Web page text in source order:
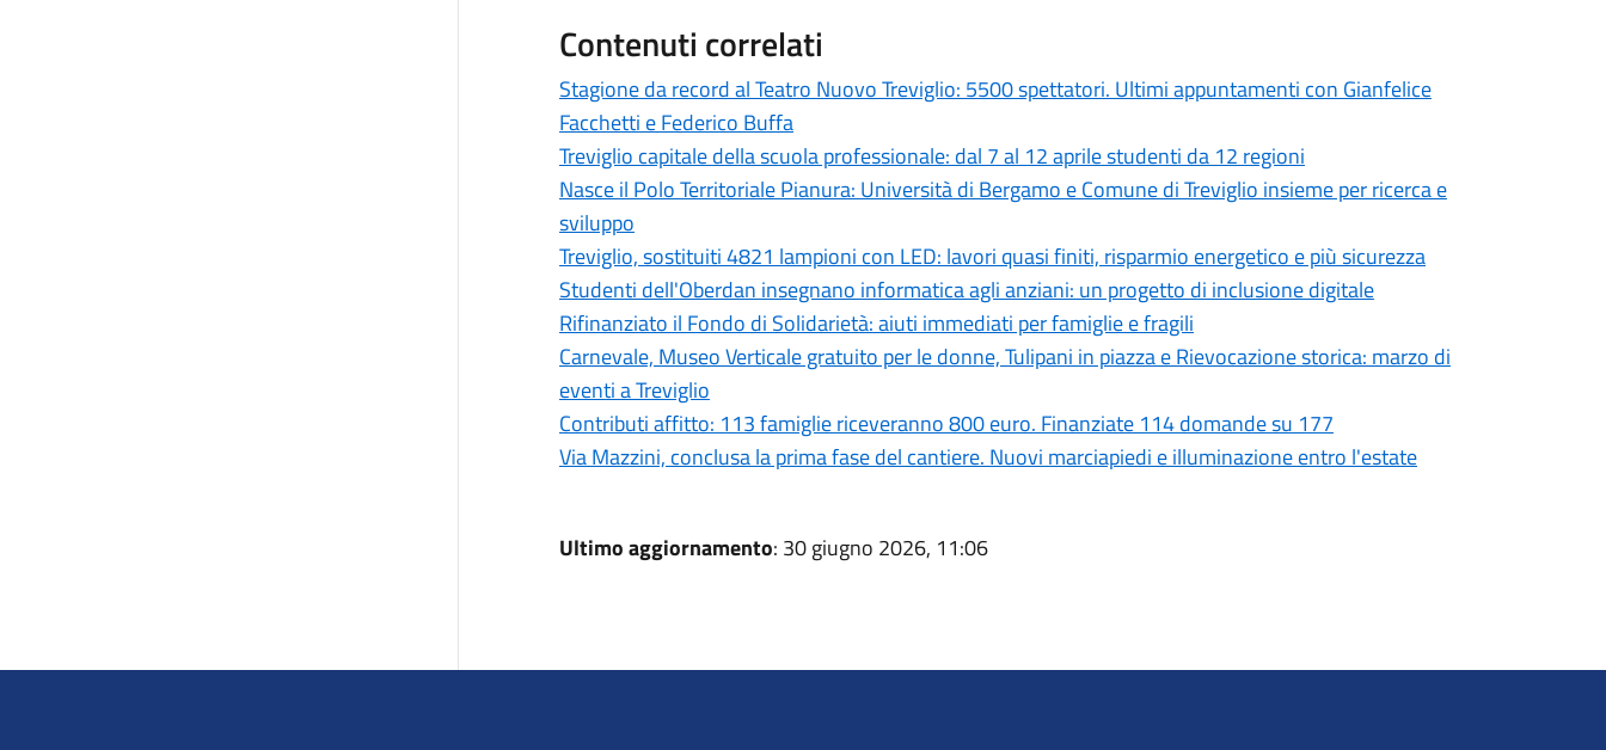
Contenuti correlati
Stagione da record al Teatro Nuovo Treviglio: 5500 spettatori. Ultimi appuntamenti con Gianfelice
Facchetti e Federico Buffa
Treviglio capitale della scuola professionale: dal 7 al 12 aprile studenti da 12 regioni
Nasce il Polo Territoriale Pianura: Università di Bergamo e Comune di Treviglio insieme per ricerca e
sviluppo
Treviglio, sostituiti 4821 lampioni con LED: lavori quasi finiti, risparmio energetico e più sicurezza
Studenti dell'Oberdan insegnano informatica agli anziani: un progetto di inclusione digitale
Rifinanziato il Fondo di Solidarietà: aiuti immediati per famiglie e fragili
Carnevale, Museo Verticale gratuito per le donne, Tulipani in piazza e Rievocazione storica: marzo di
eventi a Treviglio
Contributi affitto: 113 famiglie riceveranno 800 euro. Finanziate 114 domande su 177
Via Mazzini, conclusa la prima fase del cantiere. Nuovi marciapiedi e illuminazione entro l'estate
Ultimo aggiornamento: 30 giugno 2026, 11:06